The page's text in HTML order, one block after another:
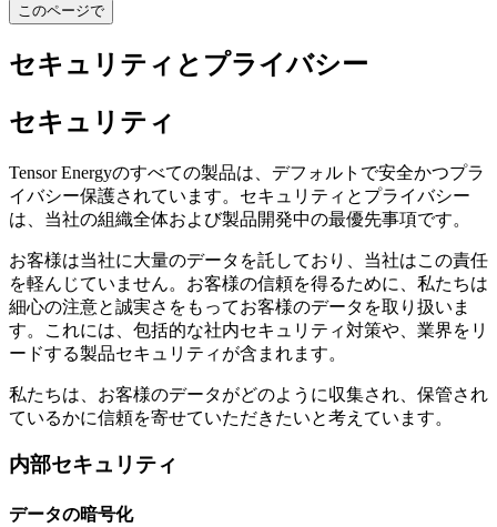
このページで
セキュリティとプライバシー
セキュリティ
Tensor Energyのすべての製品は、デフォルトで安全かつプラ
イバシー保護されています。セキュリティとプライバシー
は、当社の組織全体および製品開発中の最優先事項です。
お客様は当社に大量のデータを託しており、当社はこの責任
を軽んじていません。お客様の信頼を得るために、私たちは
細心の注意と誠実さをもってお客様のデータを取り扱いま
す。これには、包括的な社内セキュリティ対策や、業界をリ
ードする製品セキュリティが含まれます。
私たちは、お客様のデータがどのように収集され、保管され
ているかに信頼を寄せていただきたいと考えています。
内部セキュリティ
データの暗号化